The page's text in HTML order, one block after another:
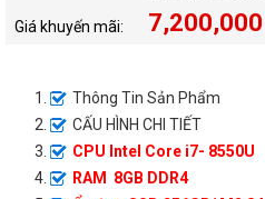
Giá khuyến mãi:
Thông Tin Sản Phẩm
CẤU HÌNH CHI TIẾT
CPU Intel Core i7- 8550U
RAM 8GB DDR4